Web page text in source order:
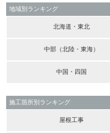
地域別ランキング
北海道・東北
中部（北陸・東海）
中国・四国
施工箇所別ランキング
屋根工事